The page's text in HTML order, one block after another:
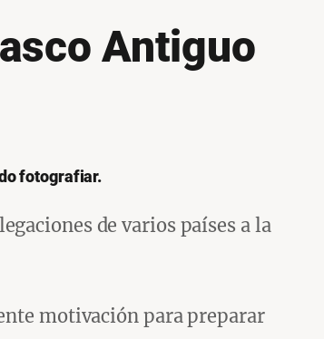
Antiguo
fotografiar.
de varios países a la
motivación para preparar